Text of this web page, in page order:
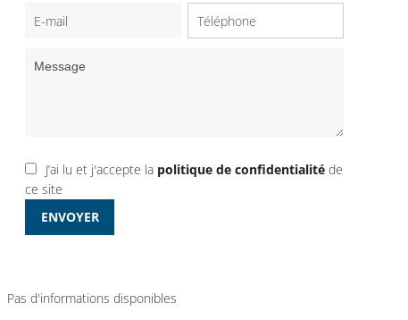
J’ai lu et j'accepte la politique de confidentialité de
ce site
ENVOYER
Pas d'informations disponibles